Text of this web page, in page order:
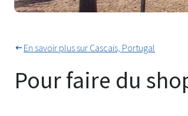
En savoir plus sur Cascais, Portugal
Pour faire du